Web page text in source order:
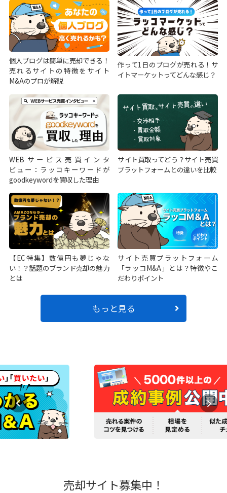
個人ブログは簡単に売却できる！
売れるサイトの特徴をサイト
M&Aのプロが解説
作って1日のブログが売れる！サ
イトマーケットってどんな感じ？
WEBサービス売買インタ
ビュー：ラッコキーワードが
goodkeywordを買収した理由
サイト買取ってどう？サイト売買
プラットフォームとの違いを比較
【EC特集】数億円も夢じゃな
い！？話題のブランド売却の魅力
とは
サイト売買プラットフォーム
「ラッコM&A」とは？特徴やこ
だわりポイント
もっと見る
売却サイト募集中！